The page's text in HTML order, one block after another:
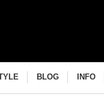
BLOG INFO